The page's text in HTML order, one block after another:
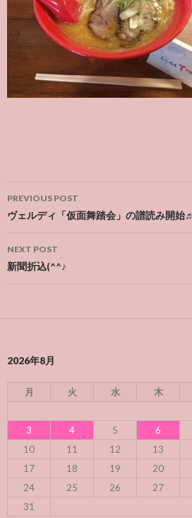
Post
navigation
PREVIOUS POST
ヴェルディ「仮面舞踏会」の譜読み開始♬
NEXT POST
新聞折込(^^♪
2026年8月
月 火 水 木
3
4 5 6
10
11 12 13
17
18 19 20
24
25 26 27
31